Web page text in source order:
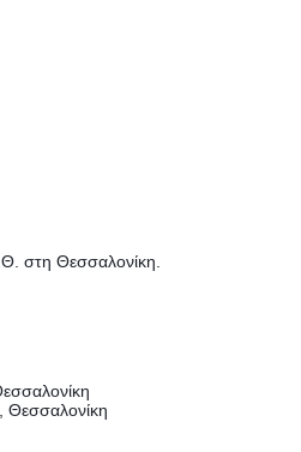
στη Θεσσαλονίκη.
Θεσσαλονίκη